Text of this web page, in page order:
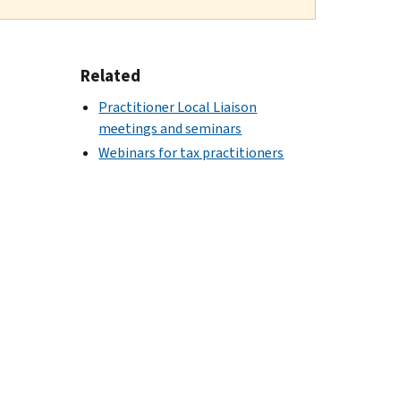
Related
Practitioner Local Liaison
meetings and seminars
Webinars for tax practitioners